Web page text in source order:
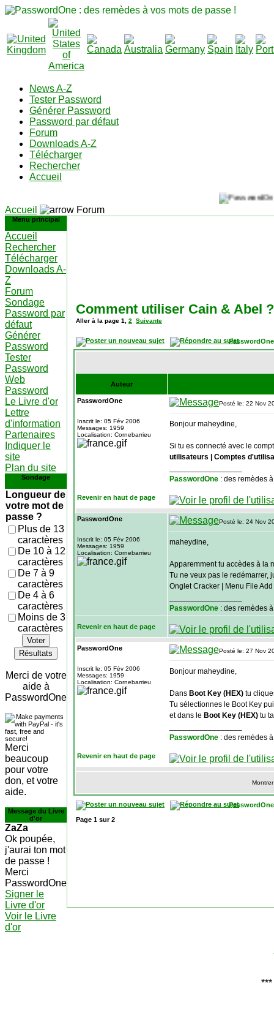
News A-Z
Tester Password
Générer Password
Password par défaut
Forum
Downloads A-Z
Télécharger
Rechercher
Accueil
Accueil Forum
Menu principal
Accueil
Rechercher
Télécharger
Downloads A-
Z
Forum
Sondage
Password par
défaut
Générer
Password
Tester
Password
Web
Password
Le Livre d'or
Lettre
d'information
Partenaires
Indiquer le
site
Plan du site
Sondage
Longueur de
votre mot de
passe ?
Plus de 13
caractères
De 10 à 12
caractères
De 7 à 9
caractères
De 4 à 6
caractères
Moins de 3
caractères
Voter
Résultats
Merci de votre
aide à
PasswordOne
Merci
beaucoup
pour votre
don, et votre
aide.
Message du Livre
d'or
ZaZa
Ok poupée,
j'aurai ton mot
de passe !
Merci
PasswordOne
Signer le
Livre d'or
Voir le Livre
d'or
Comment utiliser Cain & Abel ?
Aller à la page 1 2 Suivante
Auteur
PasswordOne
Inscrit le: 05 Fév 2006
Messages: 1959
Localisation: Cornebarrieu
Posté le: 22 Nov
Bonjour maheydine,
Si tu es connecté avec le
utilisateurs | Comptes
PasswordOne : des remèdes
Revenir en haut de page
PasswordOne
Inscrit le: 05 Fév 2006
Messages: 1959
Localisation: Cornebarrieu
Posté le: 24 Nov
maheydine,
Apparemment tu accèdes à la
Tu ne veux pas le redémarrer,
Onglet Cracker | Menu File
PasswordOne : des remèdes
Revenir en haut de page
PasswordOne
Inscrit le: 05 Fév 2006
Messages: 1959
Localisation: Cornebarrieu
Posté le: 27 Nov
Bonjour maheydine,
Dans Boot Key (HEX) tu
Tu sélectionnes le Boot Key
et dans le Boot Key (HEX) tu
PasswordOne : des remèdes
Revenir en haut de page
Page 1 sur2